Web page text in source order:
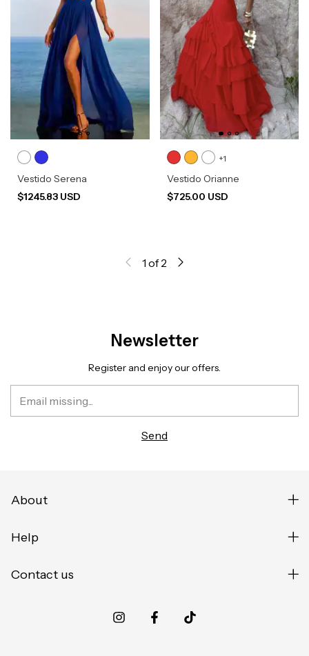
Vestido Serena
$1245.83 USD
+1
Vestido Orianne
$725.00 USD
1 of 2
Newsletter
Register and enjoy our offers.
About
Help
Contact us